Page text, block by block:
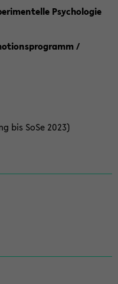
Psychologie
/
bis SoSe 2023)